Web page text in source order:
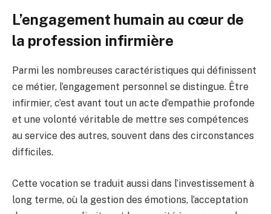
L’engagement humain au cœur de
la profession infirmière
Parmi les nombreuses caractéristiques qui définissent
ce métier, l’engagement personnel se distingue. Être
infirmier, c’est avant tout un acte d’empathie profonde
et une volonté véritable de mettre ses compétences
au service des autres, souvent dans des circonstances
difficiles.
Cette vocation se traduit aussi dans l’investissement à
long terme, où la gestion des émotions, l’acceptation